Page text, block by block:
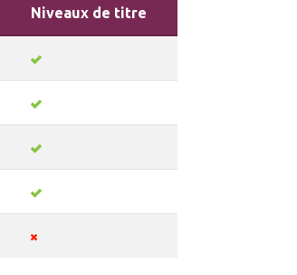
Niveaux de titre